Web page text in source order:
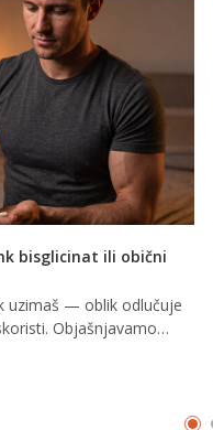
bisglicinat ili obični
uzimaš — oblik odlučuje
Objašnjavamo
sulfat).